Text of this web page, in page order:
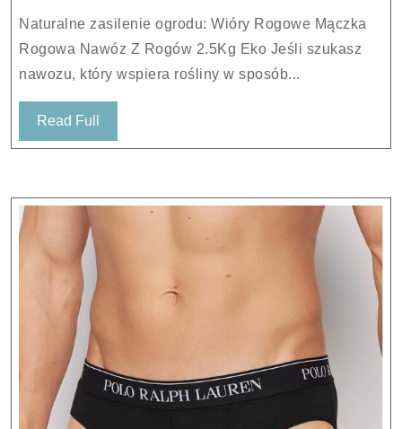
Z
Rogów
2.5Kg
Naturalne zasilenie ogrodu: Wióry Rogowe Mączka
Rogowa Nawóz Z Rogów 2.5Kg Eko Jeśli szukasz
nawozu, który wspiera rośliny w sposób...
Read Full
Full